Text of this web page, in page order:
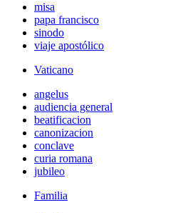
misa
papa francisco
sinodo
viaje apostólico
Vaticano
angelus
audiencia general
beatificacion
canonizacion
conclave
curia romana
jubileo
Familia